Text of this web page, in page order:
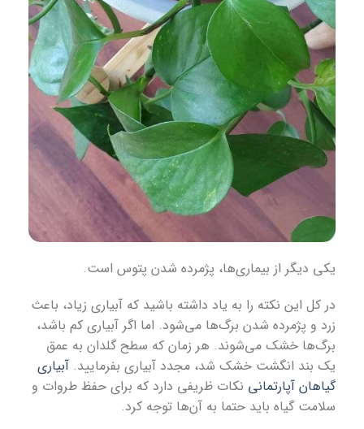
یکی دیگر از بیماری‌ها، پژمرده شدن پتوس است.
در کل این نکته را به یاد داشته باشید که آبیاری زیاد، باعث
زرد و پژمرده شدن برگ‌ها می‌شود. اما اگر آبیاری کم باشد،
برگ‌ها خشک می‌شوند. هر زمان که سطح گلدان به عمق
یک بند انگشت خشک شد، مجدد آبیاری بفرمایید. آبیاری
گیاهان آپارتمانی نکات ظریفی دارد که برای حفظ طروات و
سلامت گیاه باید حتما به آن‌ها توجه کرد.